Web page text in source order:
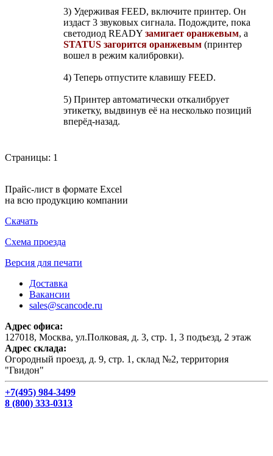
3) Удерживая FEED, включите принтер. Он
издаст 3 звуковых сигнала. Подождите, пока
светодиод READY замигает оранжевым, а
STATUS загорится оранжевым (принтер
вошел в режим калибровки).
4) Теперь отпустите клавишу FEED.
5) Принтер автоматически откалибрует
этикетку, выдвинув её на несколько позиций
вперёд-назад.
Страницы: 1
Прайс-лист в формате Excel
на всю продукцию компании
Скачать
Схема проезда
Версия для печати
Доставка
Вакансии
sales@scancode.ru
Адрес офиса:
127018, Москва, ул.Полковая, д. 3, стр. 1, 3 подъезд, 2 этаж
Адрес склада:
Огородный проезд, д. 9, стр. 1, склад №2, территория
"Гвидон"
+7(495) 984-3499
8 (800) 333-0313